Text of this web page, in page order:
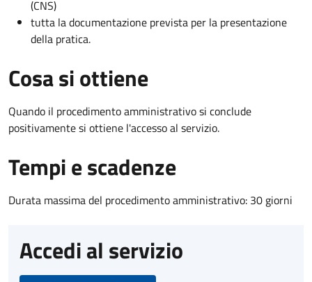
(CNS)
tutta la documentazione prevista per la presentazione
della pratica.
Cosa si ottiene
Quando il procedimento amministrativo si conclude
positivamente si ottiene l'accesso al servizio.
Tempi e scadenze
Durata massima del procedimento amministrativo: 30 giorni
Accedi al servizio